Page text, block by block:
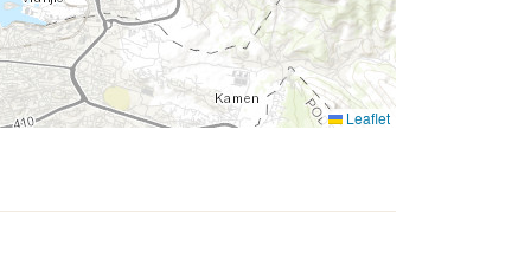
Leaflet